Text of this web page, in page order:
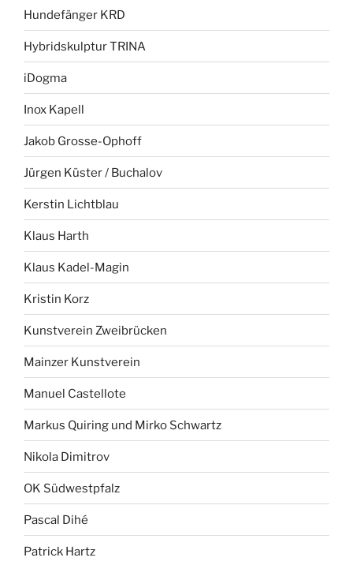
Hundefänger KRD
Hybridskulptur TRINA
iDogma
Inox Kapell
Jakob Grosse-Ophoff
Jürgen Küster / Buchalov
Kerstin Lichtblau
Klaus Harth
Klaus Kadel-Magin
Kristin Korz
Kunstverein Zweibrücken
Mainzer Kunstverein
Manuel Castellote
Markus Quiring und Mirko Schwartz
Nikola Dimitrov
OK Südwestpfalz
Pascal Dihé
Patrick Hartz